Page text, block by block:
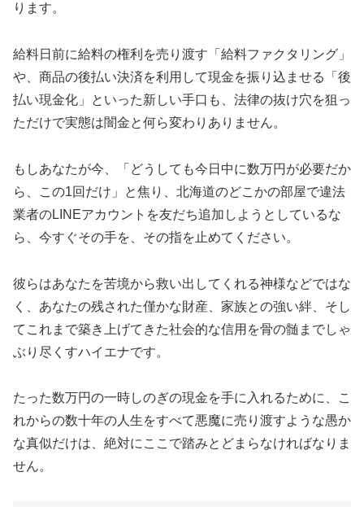
ります。
給料日前に給料の権利を売り渡す「給料ファクタリング」
や、商品の後払い決済を利用して現金を振り込ませる「後
払い現金化」といった新しい手口も、法律の抜け穴を狙っ
ただけで実態は闇金と何ら変わりありません。
もしあなたが今、「どうしても今日中に数万円が必要だか
ら、この1回だけ」と焦り、北海道のどこかの部屋で違法
業者のLINEアカウントを友だち追加しようとしているな
ら、今すぐその手を、その指を止めてください。
彼らはあなたを苦境から救い出してくれる神様などではな
く、あなたの残された僅かな財産、家族との強い絆、そし
てこれまで築き上げてきた社会的な信用を骨の髄までしゃ
ぶり尽くすハイエナです。
たった数万円の一時しのぎの現金を手に入れるために、こ
れからの数十年の人生をすべて悪魔に売り渡すような愚か
な真似だけは、絶対にここで踏みとどまらなければなりま
せん。